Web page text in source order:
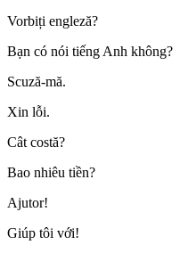
Vorbiți engleză?
Bạn có nói tiếng Anh không?
Scuză-mă.
Xin lỗi.
Cât costă?
Bao nhiêu tiền?
Ajutor!
Giúp tôi với!